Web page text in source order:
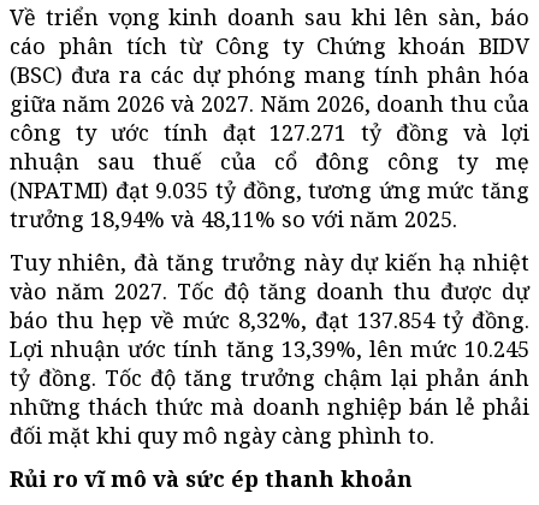
Về triển vọng kinh doanh sau khi lên sàn, báo
cáo phân tích từ Công ty Chứng khoán BIDV
(BSC) đưa ra các dự phóng mang tính phân hóa
giữa năm 2026 và 2027. Năm 2026, doanh thu của
công ty ước tính đạt 127.271 tỷ đồng và lợi
nhuận sau thuế của cổ đông công ty mẹ
(NPATMI) đạt 9.035 tỷ đồng, tương ứng mức tăng
trưởng 18,94% và 48,11% so với năm 2025.
Tuy nhiên, đà tăng trưởng này dự kiến hạ nhiệt
vào năm 2027. Tốc độ tăng doanh thu được dự
báo thu hẹp về mức 8,32%, đạt 137.854 tỷ đồng.
Lợi nhuận ước tính tăng 13,39%, lên mức 10.245
tỷ đồng. Tốc độ tăng trưởng chậm lại phản ánh
những thách thức mà doanh nghiệp bán lẻ phải
đối mặt khi quy mô ngày càng phình to.
Rủi ro vĩ mô và sức ép thanh khoản